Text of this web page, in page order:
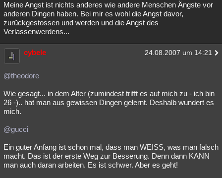
Meine Angst ist nichts anderes wie andere Menschen Ängste vor
anderen Dingen haben. Bei mir es wohl die Angst davor,
zurückgestossen und werden und die Angst des
Verlassenwerdens...
cybele 24.08.2007 um 14:21
@theodore
Wie gesagt... in dem Alter (zumindest trifft es auf mich zu - ich bin
26 -).. hat man aus gewissen Dingen gelernt. Deshalb wundert es
mich.
@gucci
Ein guter Anfang ist schon mal, dass man WEISS, was man falsch
macht. Das ist der erste Weg zur Besserung. Denn dann KANN
man auch daran arbeiten. Es ist schwer. Aber es geht!